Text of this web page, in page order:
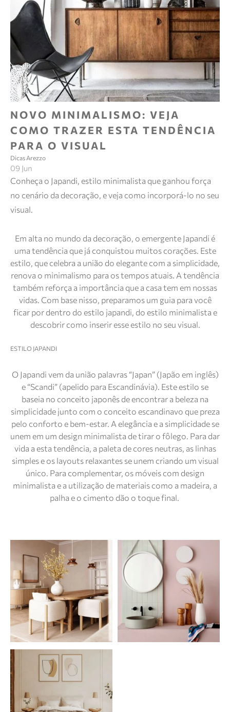
NOVO MINIMALISMO: VEJA
COMO TRAZER ESTA TENDÊNCIA
PARA O VISUAL
Dicas Arezzo
09 Jun
Conheça o Japandi, estilo minimalista que ganhou força
no cenário da decoração, e veja como incorporá-lo no seu
visual.
Em alta no mundo da decoração, o emergente Japandi é
uma tendência que já conquistou muitos corações. Este
estilo, que celebra a união do elegante com a simplicidade,
renova o minimalismo para os tempos atuais. A tendência
também reforça a importância que a casa tem em nossas
vidas. Com base nisso, preparamos um guia para você
ficar por dentro do estilo japandi, do estilo minimalista e
descobrir como inserir esse estilo no seu visual.
ESTILO JAPANDI
O Japandi vem da união palavras “Japan” (Japão em inglês)
e “Scandi” (apelido para Escandinávia). Este estilo se
baseia no conceito japonês de encontrar a beleza na
simplicidade junto com o conceito escandinavo que preza
pelo conforto e bem-estar. A elegância e a simplicidade se
unem em um design minimalista de tirar o fôlego. Para dar
vida a esta tendência, a paleta de cores neutras, as linhas
simples e os layouts relaxantes se unem criando um visual
único. Para complementar, os móveis com design
minimalista e a utilização de materiais como a madeira, a
palha e o cimento dão o toque final.